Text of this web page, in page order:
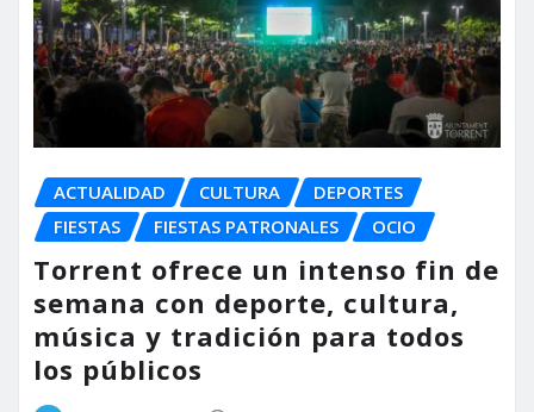
ACTUALIDAD CULTURA
DEPORTES
FIESTAS
FIESTAS PATRONALES OCIO
Torrent ofrece un intenso fin de
semana con deporte, cultura,
música y tradición para todos
los públicos